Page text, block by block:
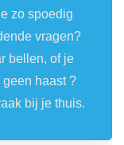
zo spoedig
vragen?
bellen, of je
geen haast ?
bij je thuis.